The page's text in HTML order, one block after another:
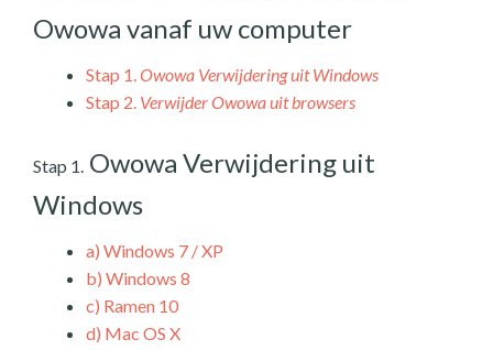
Owowa vanaf uw computer
Stap 1.Owowa Verwijdering uit Windows
Stap 2. Verwijder Owowa uit browsers
Stap 1. Owowa Verwijdering uit
Windows
a) Windows 7 / XP
b) Windows 8
c) Ramen 10
d) Mac OS X